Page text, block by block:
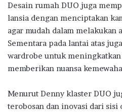
Desain rumah DUO juga
lansia dengan menciptakan
agar mudah dalam melakukan
Sementara pada lantai atas
wardrobe untuk meningkatkan
memberikan nuansa
Menurut Denny klaster DUO
terobosan dan inovasi dari sisi